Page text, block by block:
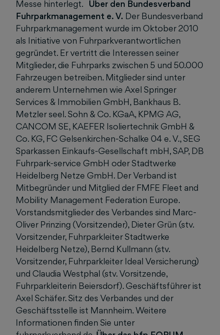
Messe hinterlegt. Über den Bundesverband
Fuhrparkmanagement e. V. Der Bundesverband
Fuhrparkmanagement wurde im Oktober 2010
als Initiative von Fuhrparkverantwortlichen
gegründet. Er vertritt die Interessen seiner
Mitglieder, die Fuhrparks zwischen 5 und 50.000
Fahrzeugen betreiben. Mitglieder sind unter
anderem Unternehmen wie Axel Springer
Services & Immobilien GmbH, Bankhaus B.
Metzler seel. Sohn & Co. KGaA, KPMG AG,
CANCOM SE, KAEFER Isoliertechnik GmbH &
Co. KG, FC Gelsenkirchen-Schalke 04 e. V., SEG
Sparkassen Einkaufs-Gesellschaft mbH, SAP, DB
Fuhrpark-service GmbH oder Stadtwerke
Heidelberg Netze GmbH. Der Verband ist
Mitbegründer und Mitglied der FMFE Fleet and
Mobility Management Federation Europe.
Vorstandsmitglieder des Verbandes sind Marc-
Oliver Prinzing (Vorsitzender), Dieter Grün (stv.
Vorsitzender, Fuhrparkleiter Stadtwerke
Heidelberg Netze), Bernd Kullmann (stv.
Vorsitzender, Fuhrparkleiter Ideal Versicherung)
und Claudia Westphal (stv. Vorsitzende,
Fuhrparkleiterin Beiersdorf). Geschäftsführer ist
Axel Schäfer. Sitz des Verbandes und der
Geschäftsstelle ist Mannheim. Weitere
Informationen finden Sie unter